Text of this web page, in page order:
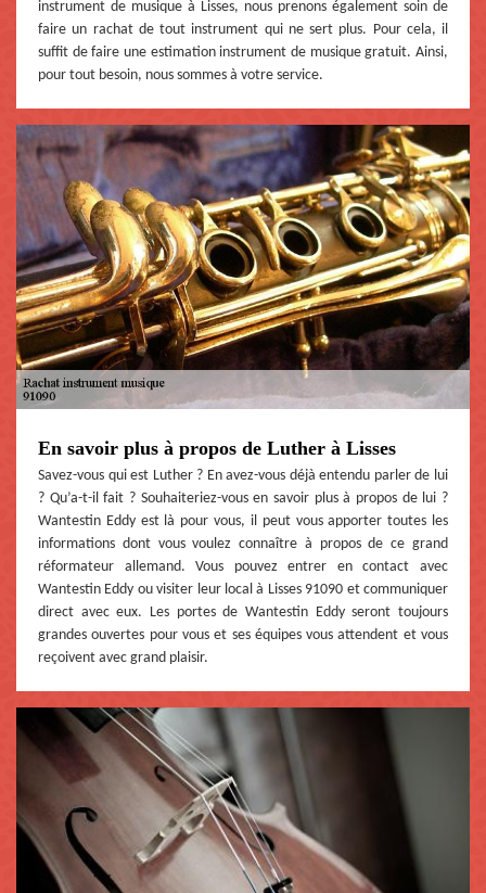
instrument de musique à Lisses, nous prenons également soin de
faire un rachat de tout instrument qui ne sert plus. Pour cela, il
suffit de faire une estimation instrument de musique gratuit. Ainsi,
pour tout besoin, nous sommes à votre service.
En savoir plus à propos de Luther à Lisses
Savez-vous qui est Luther ? En avez-vous déjà entendu parler de lui
? Qu’a-t-il fait ? Souhaiteriez-vous en savoir plus à propos de lui ?
Wantestin Eddy est là pour vous, il peut vous apporter toutes les
informations dont vous voulez connaître à propos de ce grand
réformateur allemand. Vous pouvez entrer en contact avec
Wantestin Eddy ou visiter leur local à Lisses 91090 et communiquer
direct avec eux. Les portes de Wantestin Eddy seront toujours
grandes ouvertes pour vous et ses équipes vous attendent et vous
reçoivent avec grand plaisir.